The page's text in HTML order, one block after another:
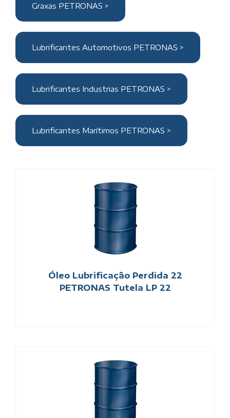
Graxas PETRONAS >
Lubrificantes Automotivos PETRONAS >
Lubrificantes Industrias PETRONAS >
Lubrificantes Marítimos PETRONAS >
Óleo Lubrificação Perdida 22
PETRONAS Tutela LP 22